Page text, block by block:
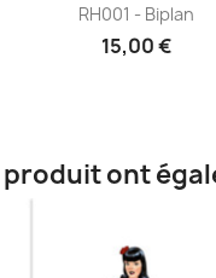
Aperçu rapide
RH001 - Biplan
15,00 €
ont